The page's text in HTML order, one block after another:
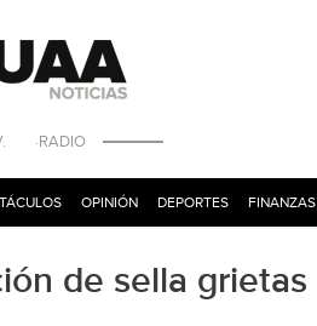
·RADIO
OPINIÓN DEPORTES FINANZAS
de sella grietas